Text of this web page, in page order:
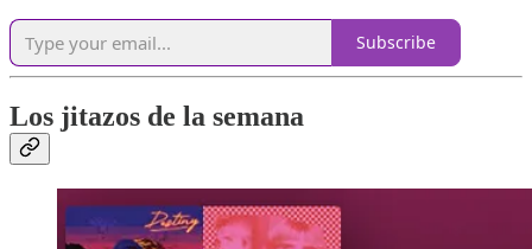
Subscribe
Los jitazos de la semana